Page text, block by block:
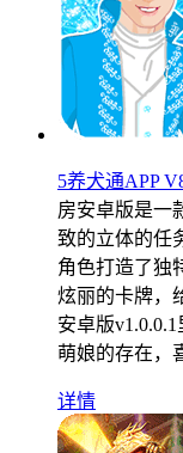
5养犬通APP
房安卓版是一
致的立体的任
角色打造了独
炫丽的卡牌，
安卓版
萌娘的存在，
详情